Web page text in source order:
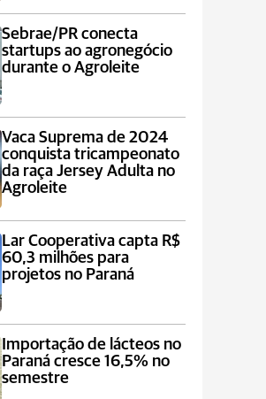
Sebrae/PR conecta
startups ao agronegócio
durante o Agroleite
Vaca Suprema de 2024
conquista tricampeonato
da raça Jersey Adulta no
Agroleite
Lar Cooperativa capta R$
60,3 milhões para
projetos no Paraná
Importação de lácteos no
Paraná cresce 16,5% no
semestre